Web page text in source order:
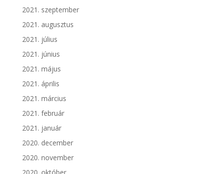
2021. szeptember
2021. augusztus
2021. július
2021. június
2021. május
2021. április
2021. március
2021. február
2021. január
2020. december
2020. november